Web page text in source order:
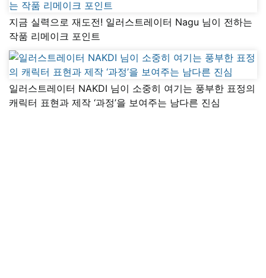
지금 실력으로 재도전! 일러스트레이터 Nagu 님이 전하는
작품 리메이크 포인트
일러스트레이터 NAKDI 님이 소중히 여기는 풍부한 표정의
캐릭터 표현과 제작 ‘과정’을 보여주는 남다른 진심